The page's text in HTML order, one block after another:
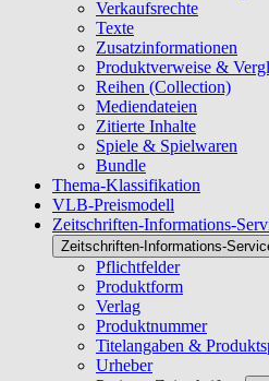
Verkaufsrechte
Texte
Zusatzinformationen
Produktverweise &
Reihen (Collection)
Mediendateien
Zitierte Inhalte
Spiele & Spielwaren
Bundle
Thema-Klassifikation
VLB-Preismodell
Zeitschriften-Informations-
Zeitschriften-Informations-
Pflichtfelder
Produktform
Verlag
Produktnummer
Titelangaben &
Urheber